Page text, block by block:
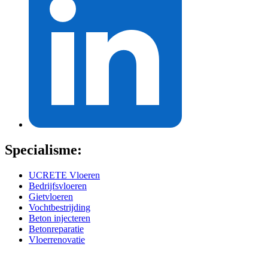
Specialisme:
UCRETE Vloeren
Bedrijfsvloeren
Gietvloeren
Vochtbestrijding
Beton injecteren
Betonreparatie
Vloerrenovatie